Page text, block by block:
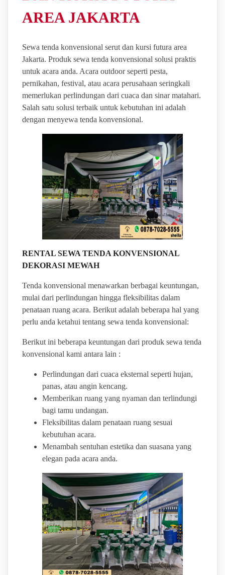
AREA JAKARTA
Sewa tenda konvensional serut dan kursi futura area
Jakarta. Produk sewa tenda konvensional solusi praktis
untuk acara anda. Acara outdoor seperti pesta,
pernikahan, festival, atau acara perusahaan seringkali
memerlukan perlindungan dari cuaca dan sinar matahari.
Salah satu solusi terbaik untuk kebutuhan ini adalah
dengan menyewa tenda konvensional.
RENTAL SEWA TENDA KONVENSIONAL
DEKORASI MEWAH
Tenda konvensional menawarkan berbagai keuntungan,
mulai dari perlindungan hingga fleksibilitas dalam
penataan ruang acara. Berikut adalah beberapa hal yang
perlu anda ketahui tentang sewa tenda konvensional:
Berikut ini beberapa keuntungan dari produk sewa tenda
konvensional kami antara lain :
Perlindungan dari cuaca eksternal seperti hujan,
panas, atau angin kencang.
Memberikan ruang yang nyaman dan terlindungi
bagi tamu undangan.
Fleksibilitas dalam penataan ruang sesuai
kebutuhan acara.
Menambah sentuhan estetika dan suasana yang
elegan pada acara anda.